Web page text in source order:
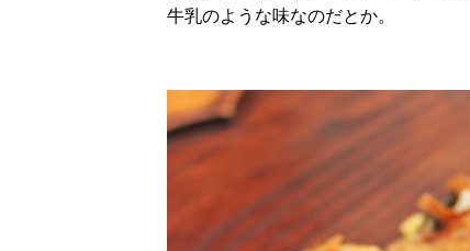
牛乳のような味なのだとか。